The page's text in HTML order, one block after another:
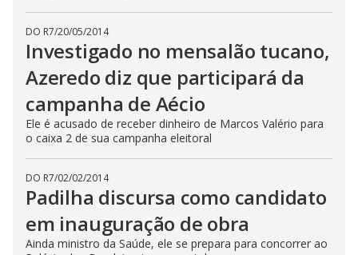
DO R7/20/05/2014
Investigado no mensalão tucano,
Azeredo diz que participará da
campanha de Aécio
Ele é acusado de receber dinheiro de Marcos Valério para
o caixa 2 de sua campanha eleitoral
DO R7/02/02/2014
Padilha discursa como candidato
em inauguração de obra
Ainda ministro da Saúde, ele se prepara para concorrer ao